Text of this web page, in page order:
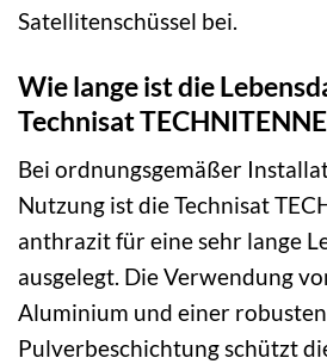
Satellitenschüssel bei.
Wie lange ist die
Technisat
Bei ordnungsgemäßer
Nutzung ist die Technisat
anthrazit für eine sehr lange
ausgelegt. Die Verwendung
Aluminium und einer robusten
Pulverbeschichtung schützt